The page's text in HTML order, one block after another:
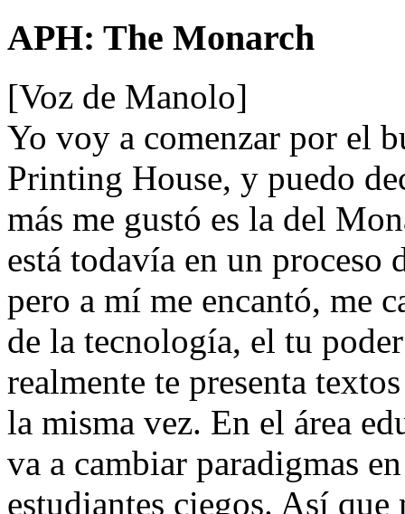
APH: The Monarch
[Voz de Manolo]
Yo voy a comenzar por el
Printing House, y puedo
más me gustó es la del
está todavía en un proceso
pero a mí me encantó, me
de la tecnología, el tu
realmente te presenta
la misma vez. En el área
va a cambiar paradigmas
estudiantes ciegos. Así